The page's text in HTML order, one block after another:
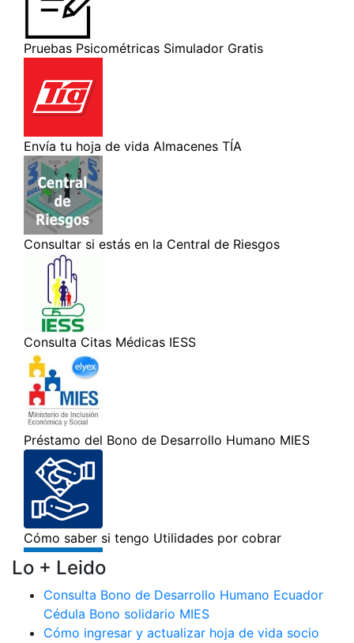
Lo + Leido
Consulta Bono de Desarrollo Humano Ecuador
Cédula Bono solidario MIES
Cómo ingresar y actualizar hoja de vida socio